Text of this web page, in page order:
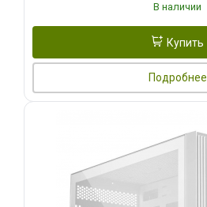
В наличии
Купить
Подробнее